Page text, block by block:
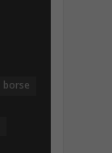
borse